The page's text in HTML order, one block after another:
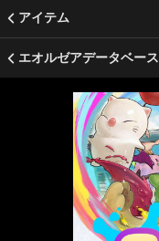
アイテム
エオルゼアデータベース